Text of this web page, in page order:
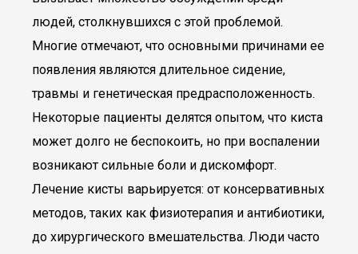
людей, столкнувшихся с этой проблемой.
Многие отмечают, что основными причинами ее
появления являются длительное сидение,
травмы и генетическая предрасположенность.
Некоторые пациенты делятся опытом, что киста
может долго не беспокоить, но при воспалении
возникают сильные боли и дискомфорт.
Лечение кисты варьируется: от консервативных
методов, таких как физиотерапия и антибиотики,
до хирургического вмешательства. Люди часто